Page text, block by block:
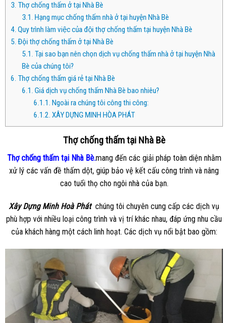
3. Thợ chống thấm ở tại Nhà Bè
3.1. Hạng mục chống thấm nhà ở tại huyện Nhà Bè
4. Quy trình làm việc của đội thợ chống thấm tại huyện Nhà Bè
5. Đội thợ chống thấm ở tại Nhà Bè
5.1. Tại sao bạn nên chọn dịch vụ chống thấm nhà ở tại huyện Nhà
Bè của chúng tôi?
6. Thợ chống thấm giá rẻ tại Nhà Bè
6.1. Giá dịch vụ chống thấm Nhà Bè bao nhiêu?
6.1.1. Ngoài ra chúng tôi công thi công:
6.1.2. XÂY DỰNG MINH HÒA PHÁT
Thợ chống thấm tại Nhà Bè
Thợ chống thấm tại Nhà Bè.mang đến các giải pháp toàn diện nhằm
xử lý các vấn đề thấm dột, giúp bảo vệ kết cấu công trình và nâng
cao tuổi thọ cho ngôi nhà của bạn.
Xây Dựng Minh Hoà Phát chúng tôi chuyên cung cấp các dịch vụ
phù hợp với nhiều loại công trình và vị trí khác nhau, đáp ứng nhu cầu
của khách hàng một cách linh hoạt. Các dịch vụ nổi bật bao gồm: